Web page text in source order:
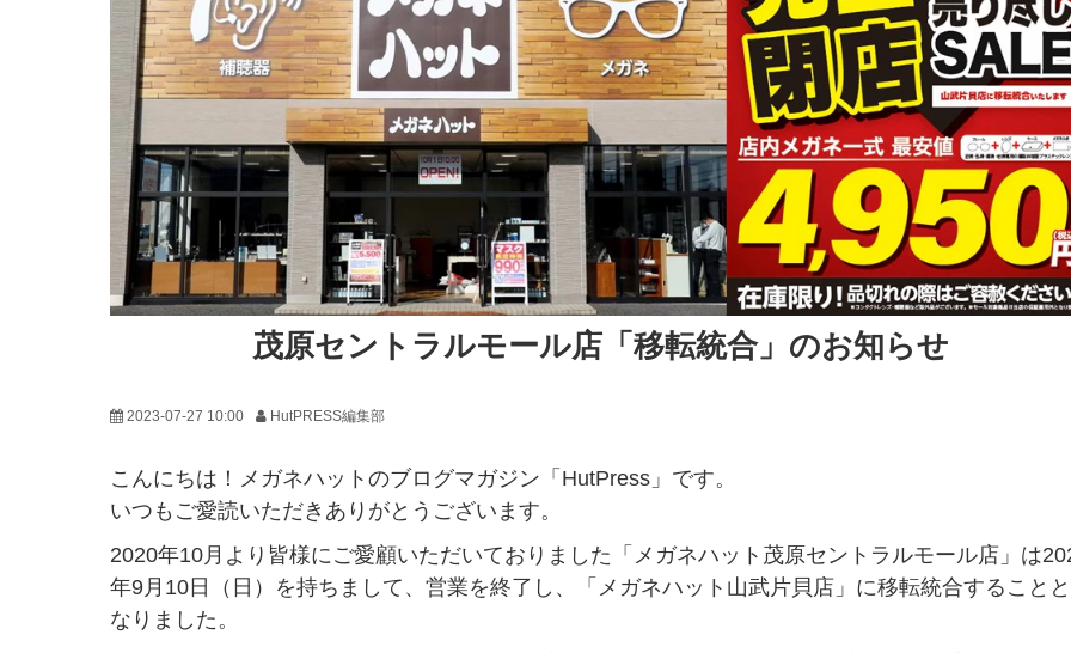
茂原セントラルモール店「移転統合」のお知らせ
2023-07-27 10:00 HutPRESS編集部
こんにちは！メガネハットのブログマガジン「HutPress」です。
いつもご愛読いただきありがとうございます。
2020年10月より皆様にご愛顧いただいておりました「メガネハット茂原セントラルモール店」は
年9月10日（日）を持ちまして、営業を終了し、「メガネハット山武片貝店」に移転統合することと
なりました。